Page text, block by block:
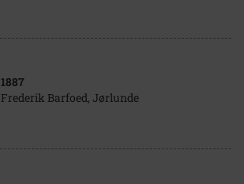
1887
Frederik Barfoed, Jørlunde